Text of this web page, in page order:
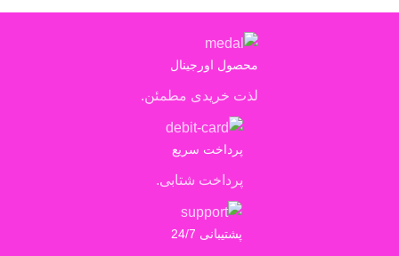
محصول اورجینال
لذت خریدی مطمئن.
پرداخت سریع
پرداخت شتابی.
پشتیبانی 24/7